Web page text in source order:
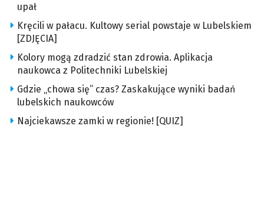
upał
Kręcili w pałacu. Kultowy serial powstaje w Lubelskiem
[ZDJĘCIA]
Kolory mogą zdradzić stan zdrowia. Aplikacja
naukowca z Politechniki Lubelskiej
Gdzie „chowa się” czas? Zaskakujące wyniki badań
lubelskich naukowców
Najciekawsze zamki w regionie! [QUIZ]